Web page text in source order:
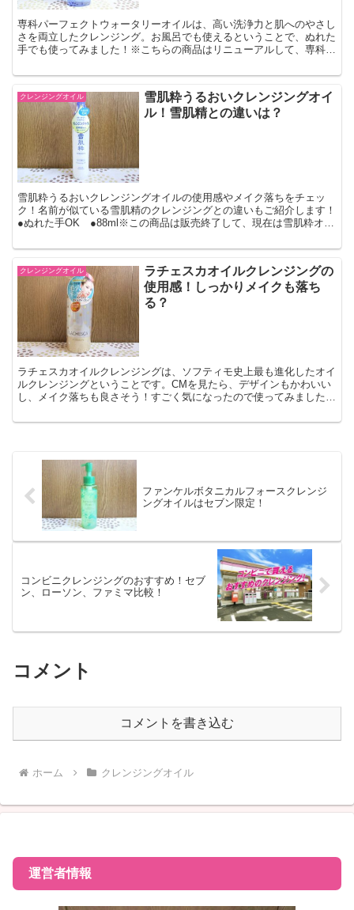
専科パーフェクトウォータリーオイルは、高い洗浄力と肌へのやさし
さを両立したクレンジング。お風呂でも使えるということで、ぬれた
手でも使ってみました！※こちらの商品はリニューアルして、専科オ
クレンジングオイル
雪肌粋うるおいクレンジングオイ
ル！雪肌精との違いは？
雪肌粋うるおいクレンジングオイルの使用感やメイク落ちをチェッ
ク！名前が似ている雪肌精のクレンジングとの違いもご紹介します！
●ぬれた手OK ●88ml※この商品は販売終了して、現在は雪肌粋オイ
クレンジングオイル
ラチェスカオイルクレンジングの
使用感！しっかりメイクも落ち
る？
ラチェスカオイルクレンジングは、ソフティモ史上最も進化したオイ
ルクレンジングということです。CMを見たら、デザインもかわいい
し、メイク落ちも良さそう！すごく気になったので使ってみました！
ファンケルボタニカルフォースクレンジ
ングオイルはセブン限定！
コンビニクレンジングのおすすめ！セブ
ン、ローソン、ファミマ比較！
コメント
コメントを書き込む
ホーム クレンジングオイル
運営者情報